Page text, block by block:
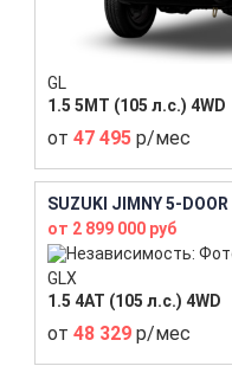
GL
1.5 5MT (105 л.с.) 4WD
от 47 495 р/мес
SUZUKI JIMNY 5-DOOR
от 2 899 000 руб
GLX
1.5 4AT (105 л.с.) 4WD
от 48 329 р/мес